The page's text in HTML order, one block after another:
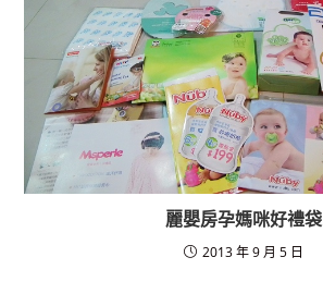
麗嬰房孕媽咪好禮袋
2013 年 9 月 5 日